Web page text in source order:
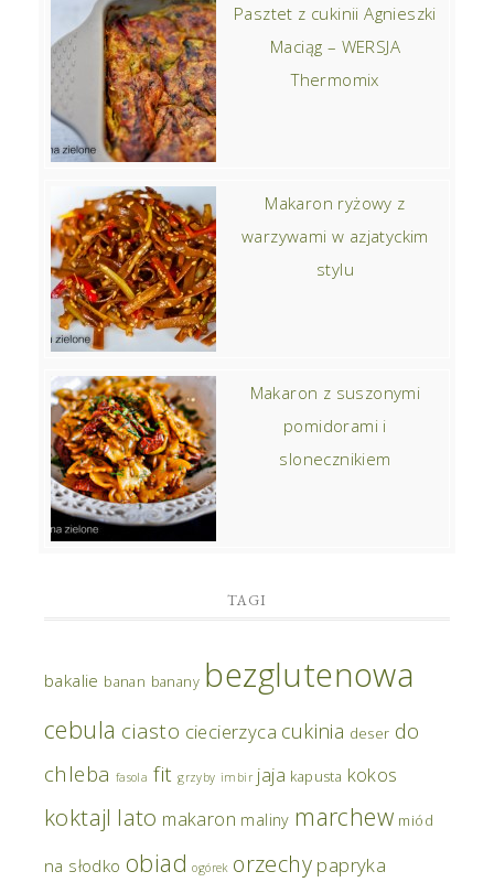
Pasztet z cukinii Agnieszki
Maciąg – WERSJA
Thermomix
Makaron ryżowy z
warzywami w azjatyckim
stylu
Makaron z suszonymi
pomidorami i
slonecznikiem
TAGI
bakalie banan banany bezglutenowa
cebula ciasto ciecierzyca cukinia deser do
chleba fasola fit grzyby imbir jaja kapusta kokos
koktajl lato makaron maliny marchew miód
na słodko obiad ogórek orzechy papryka